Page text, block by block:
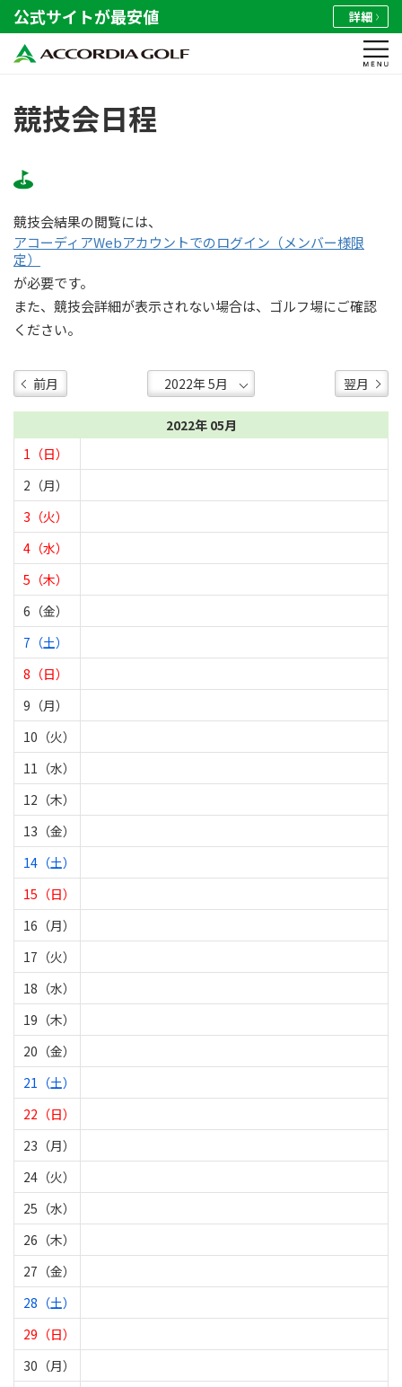
公式サイトが最安値 詳細
競技会日程
競技会結果の閲覧には、
アコーディアWebアカウントでのログイン（メンバー様限
定）
が必要です。
また、競技会詳細が表示されない場合は、ゴルフ場にご確認
ください。
前月 翌月
2022年 05月
1（日）
2（月）
3（火）
4（水）
5（木）
6（金）
7（土）
8（日）
9（月）
10（火）
11（水）
12（木）
13（金）
14（土）
15（日）
16（月）
17（火）
18（水）
19（木）
20（金）
21（土）
22（日）
23（月）
24（火）
25（水）
26（木）
27（金）
28（土）
29（日）
30（月）